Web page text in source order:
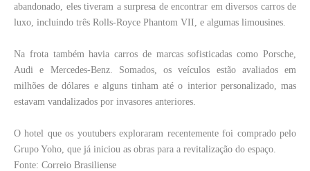
abandonado, eles tiveram a surpresa de encontrar em diversos carros de
luxo, incluindo três Rolls-Royce Phantom VII, e algumas limousines.
Na frota também havia carros de marcas sofisticadas como Porsche,
Audi e Mercedes-Benz. Somados, os veículos estão avaliados em
milhões de dólares e alguns tinham até o interior personalizado, mas
estavam vandalizados por invasores anteriores.
O hotel que os youtubers exploraram recentemente foi comprado pelo
Grupo Yoho, que já iniciou as obras para a revitalização do espaço.
Fonte: Correio Brasiliense